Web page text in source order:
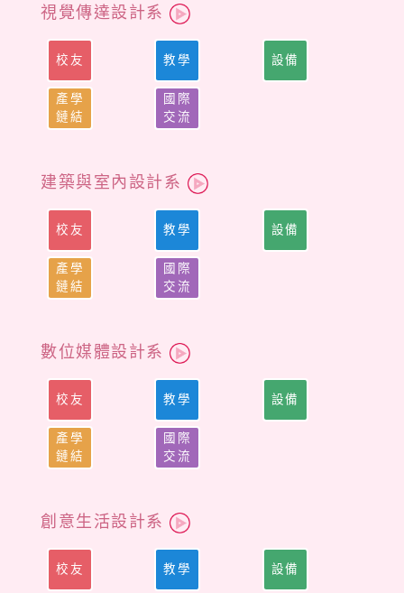
視覺傳達設計系
校友 教學 設備
產學
鏈結
國際
交流
建築與室內設計系
校友 教學 設備
產學
鏈結
國際
交流
數位媒體設計系
校友 教學 設備
產學
鏈結
國際
交流
創意生活設計系
校友 教學 設備